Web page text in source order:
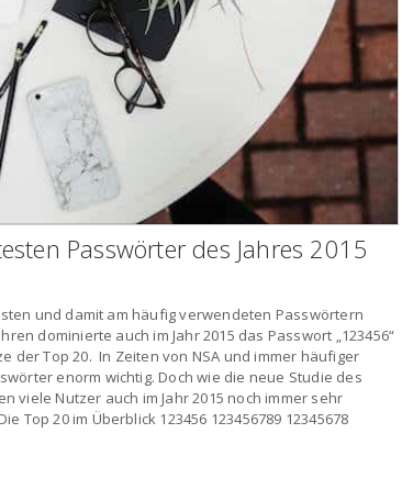
Passwörter des Jahres 2015
und damit am häufig verwendeten Passwörtern
dominierte auch im Jahr 2015 das Passwort „123456“
der Top 20. In Zeiten von NSA und immer häufiger
enorm wichtig. Doch wie die neue Studie des
viele Nutzer auch im Jahr 2015 noch immer sehr
Top 20 im Überblick 123456 123456789 12345678